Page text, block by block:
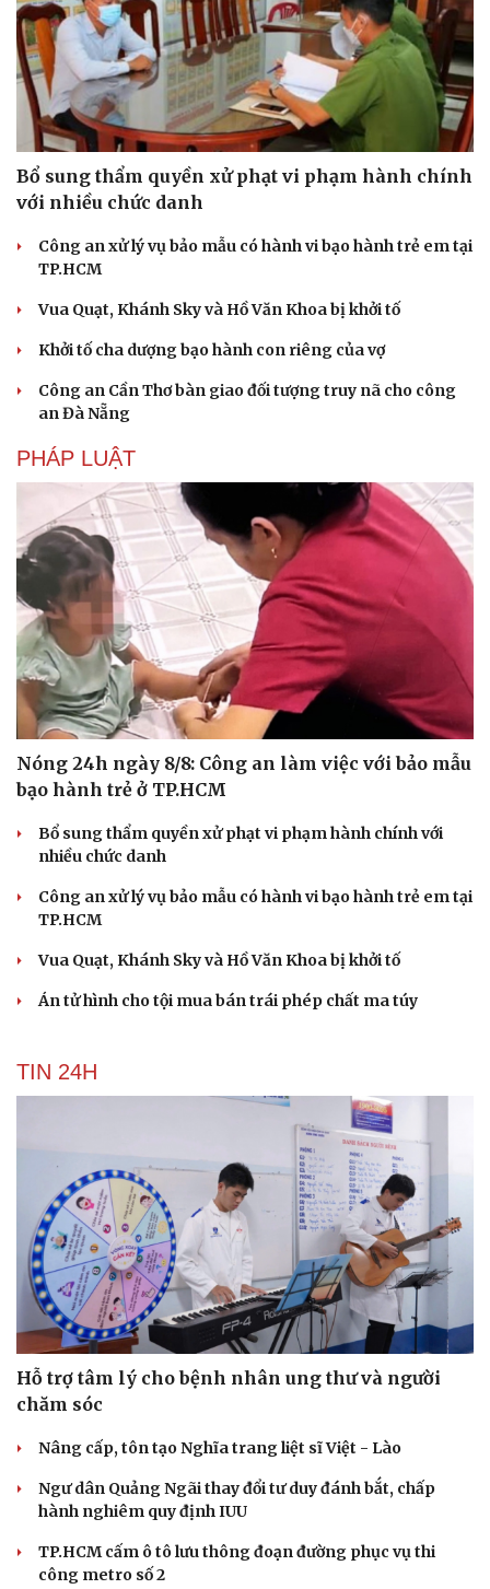
Di sản
Du lịch
check-in
Podcast
Câu chuyện thời sự
Đọc truyện đêm khuya
Cửa sổ tình yêu
Kể chuyện cho bé
Hạt giống tâm hồn
Bổ sung thẩm quyền xử phạt vi phạm hành chính
với nhiều chức danh
Công an xử lý vụ bảo mẫu có hành vi bạo hành trẻ em tại
TP.HCM
Vua Quạt, Khánh Sky và Hồ Văn Khoa bị khởi tố
Khởi tố cha dượng bạo hành con riêng của vợ
Công an Cần Thơ bàn giao đối tượng truy nã cho công
an Đà Nẵng
PHÁP LUẬT
Nóng 24h ngày 8/8: Công an làm việc với bảo mẫu
bạo hành trẻ ở TP.HCM
Bổ sung thẩm quyền xử phạt vi phạm hành chính với
nhiều chức danh
Công an xử lý vụ bảo mẫu có hành vi bạo hành trẻ em tại
TP.HCM
Vua Quạt, Khánh Sky và Hồ Văn Khoa bị khởi tố
Án tử hình cho tội mua bán trái phép chất ma túy
TIN 24H
Hỗ trợ tâm lý cho bệnh nhân ung thư và người
chăm sóc
Nâng cấp, tôn tạo Nghĩa trang liệt sĩ Việt - Lào
Ngư dân Quảng Ngãi thay đổi tư duy đánh bắt, chấp
hành nghiêm quy định IUU
TP.HCM cấm ô tô lưu thông đoạn đường phục vụ thi
công metro số 2